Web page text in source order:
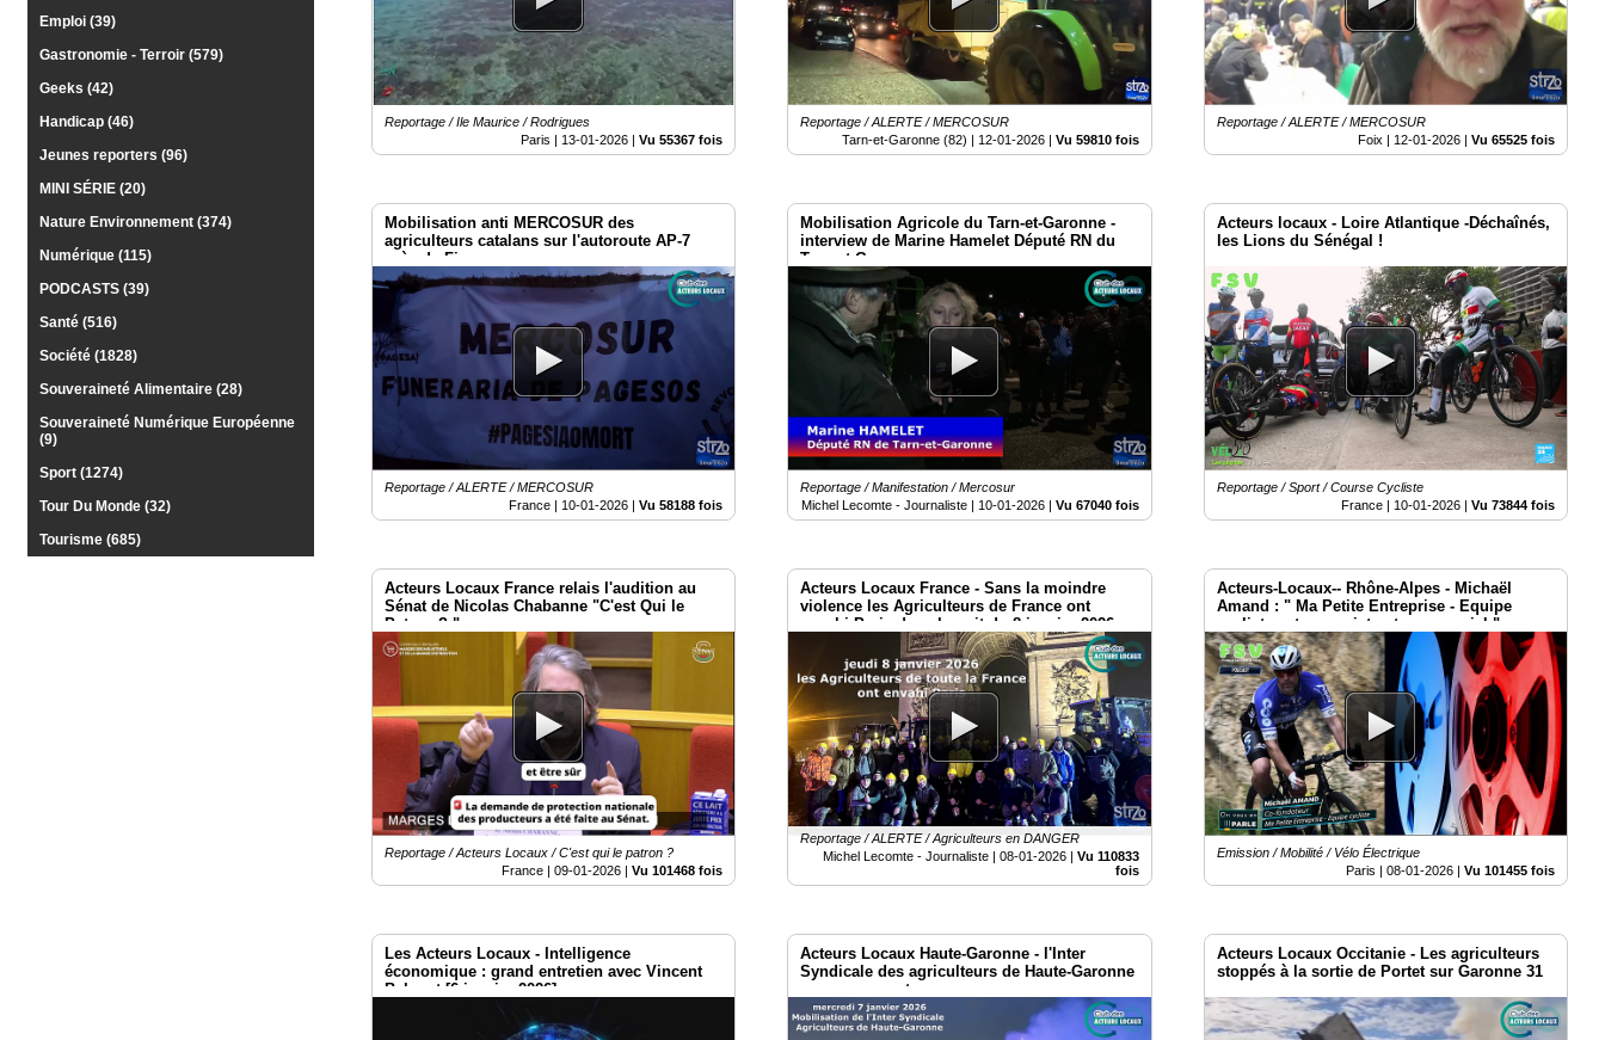
Blogs
Inscription
Accès
éditeur
Emploi (39)
Gastronomie - Terroir (579)
Geeks (42)
Handicap (46)
Jeunes reporters (96)
MINI SÉRIE (20)
Nature Environnement (374)
Numérique (115)
PODCASTS (39)
Santé (516)
Société (1828)
Souveraineté Alimentaire (28)
Souveraineté Numérique Européenne
(9)
Sport (1274)
Tour Du Monde (32)
Tourisme (685)
Reportage / Ile Maurice / Rodrigues
Paris | 13-01-2026 |Vu 55367 fois
Reportage / ALERTE / MERCOSUR
Tarn-et-Garonne (82) | 12-01-2026| Vu 59810 fois
Reportage / ALERTE / MERCOSUR
Foix | 12-01-2026 |Vu 65525 fois
Mobilisation anti MERCOSUR des
agriculteurs catalans sur l'autoroute AP-7
près de Figueras en espagne
Reportage / ALERTE / MERCOSUR
France | 10-01-2026 |Vu 58188 fois
Mobilisation Agricole du Tarn-et-Garonne -
interview de Marine Hamelet Député RN du
Tarn-et-Garonne
Reportage / Manifestation / Mercosur
Michel Lecomte - Journaliste | 10-01-2026| Vu 67040 fois
Acteurs locaux - Loire Atlantique -Déchaînés,
les Lions du Sénégal !
Reportage / Sport / Course Cycliste
France | 10-01-2026 |Vu 73844 fois
Acteurs Locaux France relais l'audition au
Sénat de Nicolas Chabanne "C'est Qui le
Patron ? "
Reportage / Acteurs Locaux / C'est qui le patron ?
France |09-01-2026 |Vu 101468 fois
Acteurs Locaux France - Sans la moindre
violence les Agriculteurs de France ont
envahi Paris dans la nuit du 8 janvier 2026
Reportage / ALERTE / Agriculteurs en DANGER
Michel Lecomte - Journaliste | 08-01-2026| Vu 110833
fois
Acteurs-Locaux-- Rhône-Alpes - Michaël
Amand : " Ma Petite Entreprise - Equipe
cycliste est un projet entrepreneurial "
Emission / Mobilité / Vélo Électrique
Paris |08-01-2026 |Vu 101455 fois
Les Acteurs Locaux - Intelligence
économique : grand entretien avec Vincent
Balouet [6 janvier 2026]
Acteurs Locaux Haute-Garonne - l'Inter
Syndicale des agriculteurs de Haute-Garonne
en mouvement...
Acteurs Locaux Occitanie - Les agriculteurs
stoppés à la sortie de Portet sur Garonne 31